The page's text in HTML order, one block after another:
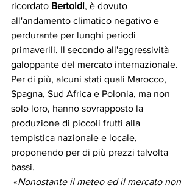
ricordato Bertoldi, è dovuto
all'andamento climatico negativo e
perdurante per lunghi periodi
primaverili. Il secondo all'aggressività
galoppante del mercato internazionale.
Per di più, alcuni stati quali Marocco,
Spagna, Sud Africa e Polonia, ma non
solo loro, hanno sovrapposto la
produzione di piccoli frutti alla
tempistica nazionale e locale,
proponendo per di più prezzi talvolta
bassi.
«Nonostante il meteo ed il mercato non